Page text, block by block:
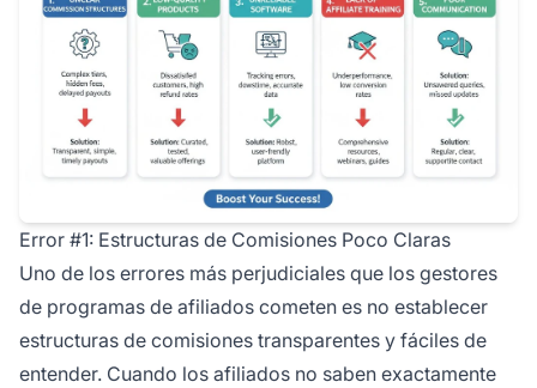
Error #1: Estructuras de Comisiones Poco Claras
Uno de los errores más perjudiciales que los gestores
de programas de afiliados cometen es no establecer
estructuras de comisiones transparentes y fáciles de
entender. Cuando los afiliados no saben exactamente